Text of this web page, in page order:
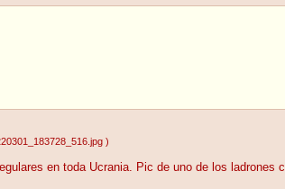
)
en toda Ucrania. Pic de uno de los ladrones